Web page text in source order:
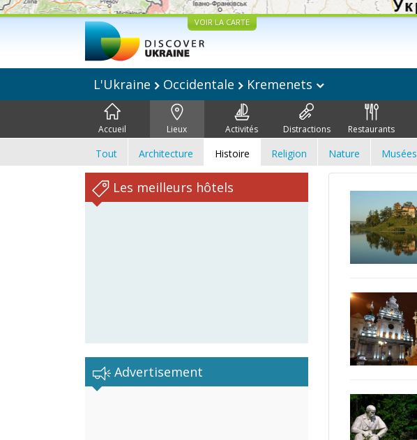
VOIR LA CARTE
L'Ukraine Occidentale Kremenets
Accueil Lieux Activités Distractions Restaurants
Tout Architecture Histoire Religion Nature Musées
Les meilleurs hôtels
Advertisement